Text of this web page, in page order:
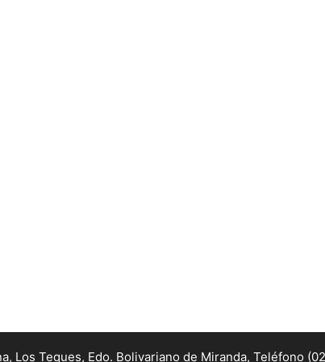
Los Teques, Edo. Bolivariano de Miranda, Teléfono